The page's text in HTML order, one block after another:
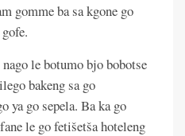
gomme ba sa kgone go
le botumo bjo bobotse
bakeng sa go
ya go sepela. Ba ka go
le go fetišetša hoteleng